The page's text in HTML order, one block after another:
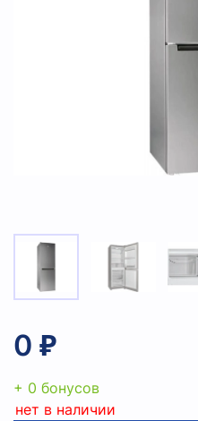
0 ₽
+ 0 бонусов
нет в наличии